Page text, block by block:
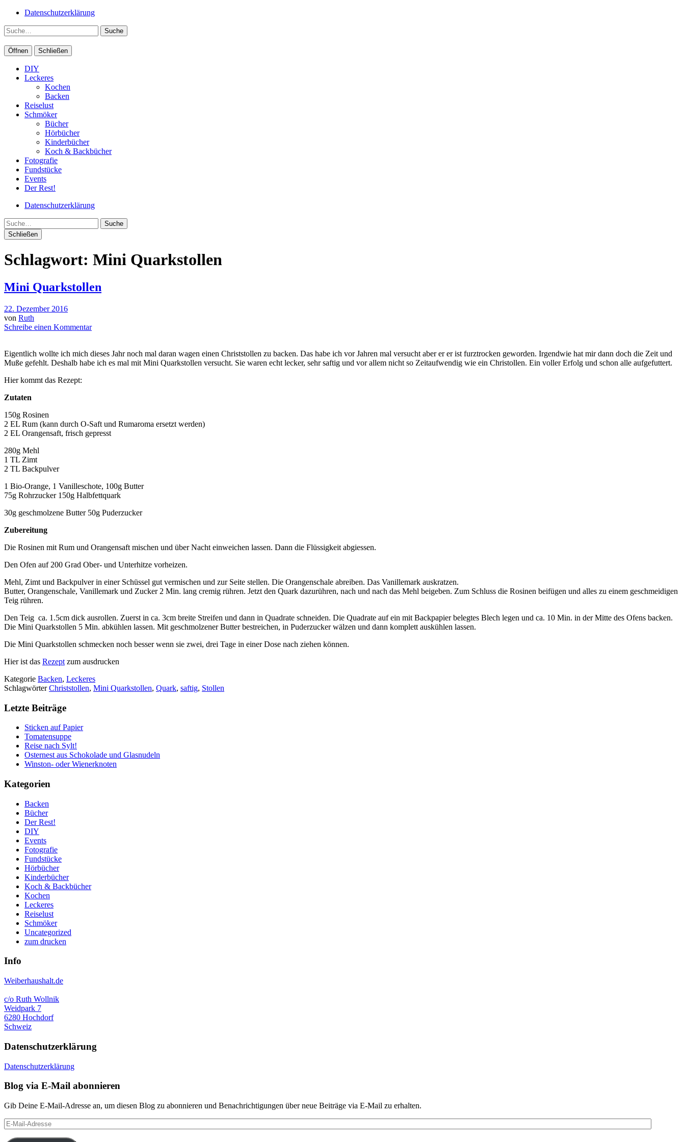
Datenschutzerklärung
Suche
Öffnen Schließen
DIY
Leckeres
Kochen
Backen
Reiselust
Schmöker
Bücher
Hörbücher
Kinderbücher
Koch & Backbücher
Fotografie
Fundstücke
Events
Der Rest!
Datenschutzerklärung
Suche
Schließen
Schlagwort: Mini Quarkstollen
Mini Quarkstollen
22. Dezember 2016
von Ruth
Schreibe einen Kommentar
Eigentlich wollte ich mich dieses Jahr noch mal daran wagen einen Christstollen zu backen. Das habe ich vor Jahren mal versucht aber er er ist furztrocken geworden. Irgendwie hat mir dann doch die Zeit und
Muße gefehlt. Deshalb habe ich es mal mit Mini Quarkstollen versucht. Sie waren echt lecker, sehr saftig und vor allem nicht so Zeitaufwendig wie ein Christollen. Ein voller Erfolg und schon alle aufgefuttert.
Hier kommt das Rezept:
Zutaten
150g Rosinen
2 EL Rum (kann durch O-Saft und Rumaroma ersetzt werden)
2 EL Orangensaft, frisch gepresst
280g Mehl
1 TL Zimt
2 TL Backpulver
1 Bio-Orange, 1 Vanilleschote, 100g Butter
75g Rohrzucker 150g Halbfettquark
30g geschmolzene Butter 50g Puderzucker
Zubereitung
Die Rosinen mit Rum und Orangensaft mischen und über Nacht einweichen lassen. Dann die Flüssigkeit abgiessen.
Den Ofen auf 200 Grad Ober- und Unterhitze vorheizen.
Mehl, Zimt und Backpulver in einer Schüssel gut vermischen und zur Seite stellen. Die Orangenschale abreiben. Das Vanillemark auskratzen.
Butter, Orangenschale, Vanillemark und Zucker 2 Min. lang cremig rühren. Jetzt den Quark dazurühren, nach und nach das Mehl beigeben. Zum Schluss die Rosinen beifügen und alles zu einem geschmeidigen
Teig rühren.
Den Teig ca. 1.5cm dick ausrollen. Zuerst in ca. 3cm breite Streifen und dann in Quadrate schneiden. Die Quadrate auf ein mit Backpapier belegtes Blech legen und ca. 10 Min. in der Mitte des Ofens backen.
Die Mini Quarkstollen 5 Min. abkühlen lassen. Mit geschmolzener Butter bestreichen, in Puderzucker wälzen und dann komplett auskühlen lassen.
Die Mini Quarkstollen schmecken noch besser wenn sie zwei, drei Tage in einer Dose nach ziehen können.
Hier ist das Rezept zum ausdrucken
Kategorie Backen, Leckeres
SchlagwörterChriststollen, Mini Quarkstollen, Quark, saftig, Stollen
Letzte Beiträge
Sticken auf Papier
Tomatensuppe
Reise nach Sylt!
Osternest aus Schokolade und Glasnudeln
Winston- oder Wienerknoten
Kategorien
Backen
Bücher
Der Rest!
DIY
Events
Fotografie
Fundstücke
Hörbücher
Kinderbücher
Koch & Backbücher
Kochen
Leckeres
Reiselust
Schmöker
Uncategorized
zum drucken
Info
Weiberhaushalt.de
c/o Ruth Wollnik
Weidpark 7
6280 Hochdorf
Schweiz
Datenschutzerklärung
Datenschutzerklärung
Blog via E-Mail abonnieren
Gib Deine E-Mail-Adresse an, um diesen Blog zu abonnieren und Benachrichtigungen über neue Beiträge via E-Mail zu erhalten.
E-
Mail-